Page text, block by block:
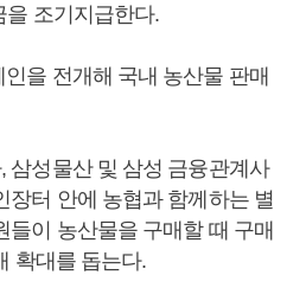
을 조기지급한다.
을 전개해 국내 농산물 판매
삼성물산 및 삼성 금융관계사
장터 안에 농협과 함께하는 별
들이 농산물을 구매할 때 구매
확대를 돕는다.